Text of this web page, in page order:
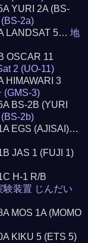
YURI 2A (BS-
2a)
LANDSAT 5…地
OSCAR 11
2 (UO-11)
HIMAWARI 3
(GMS-3)
BS-2B (YURI
2b)
EGS (AJISAI)…
JAS 1 (FUJI 1)
H-1 R/B
装置 じんだい
MOS 1A (MOMO
KIKU 5 (ETS 5)